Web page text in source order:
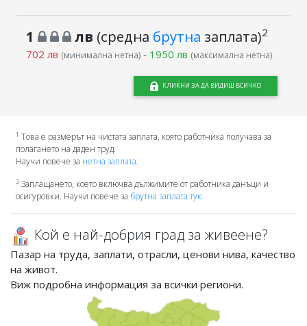
1 лв (средна брутна заплата)2
702 лв (минимална нетна)- 1950 лв (максимална нетна)
КЛИКНИ ЗА ДА ВИДИШ ВСИЧКО
1 Това е размерът на чистата заплата, която работника получава за
полагането на даден труд.
Научи повече за нетна заплата.
2Заплащането, което включва дължимите от работника данъци и
осигуровки. Научи повече за брутна заплата тук.
Кой е най-добрия град за живеене?
Пазар на труда, заплати, отрасли, ценови нива, качество
на живот.
Виж подробна информация за всички региони.